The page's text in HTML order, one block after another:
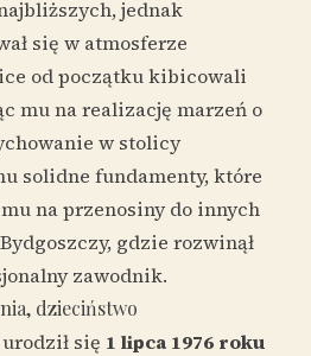
jednak
się w atmosferze
od początku kibicowali
mu na realizację marzeń o
w stolicy
solidne fundamenty, które
na przenosiny do innych
gdzie rozwinął
zawodnik.
dzieciństwo
się 1 lipca 1976 roku